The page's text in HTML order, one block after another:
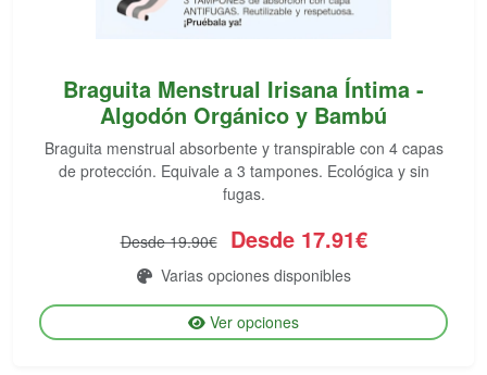
Braguita Menstrual Irisana Íntima -
Algodón Orgánico y Bambú
Braguita menstrual absorbente y transpirable con 4 capas
de protección. Equivale a 3 tampones. Ecológica y sin
fugas.
Desde 19.90€ Desde 17.91€
Varias opciones disponibles
Ver opciones